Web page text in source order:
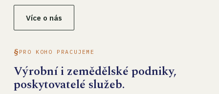
Více o nás
PRO KOHO PRACUJEME
Výrobní i zemědělské podniky,
poskytovatelé služeb.